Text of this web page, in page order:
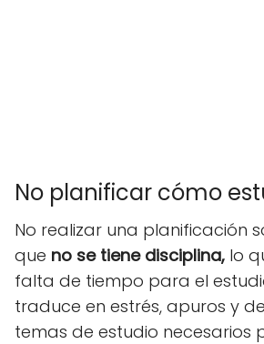
No planificar cómo
No realizar una planificación
que no se tiene disciplina, lo
falta de tiempo para el
traduce en estrés, apuros y
temas de estudio necesarios